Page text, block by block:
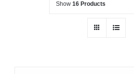
Show 16 Products